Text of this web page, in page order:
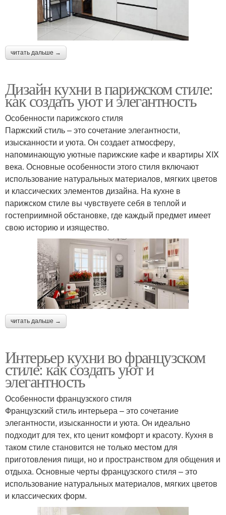
читать дальше →
Дизайн кухни в парижском стиле:
как создать уют и элегантность
Особенности парижского стиля
Паржский стиль – это сочетание элегантности,
изысканности и уюта. Он создает атмосферу,
напоминающую уютные парижские кафе и квартиры XIX
века. Основные особенности этого стиля включают
использование натуральных материалов, мягких цветов
и классических элементов дизайна. На кухне в
парижском стиле вы чувствуете себя в теплой и
гостеприимной обстановке, где каждый предмет имеет
свою историю и изящество.
читать дальше →
Интерьер кухни во французском
стиле: как создать уют и
элегантность
Особенности французского стиля
Французский стиль интерьера – это сочетание
элегантности, изысканности и уюта. Он идеально
подходит для тех, кто ценит комфорт и красоту. Кухня в
таком стиле становится не только местом для
приготовления пищи, но и пространством для общения и
отдыха. Основные черты французского стиля – это
использование натуральных материалов, мягких цветов
и классических форм.